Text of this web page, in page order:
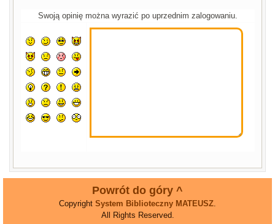
Swoją opinię można wyrazić po uprzednim zalogowaniu.
Powrót do góry ^
Copyright System Biblioteczny MATEUSZ
All Rights Reserved.